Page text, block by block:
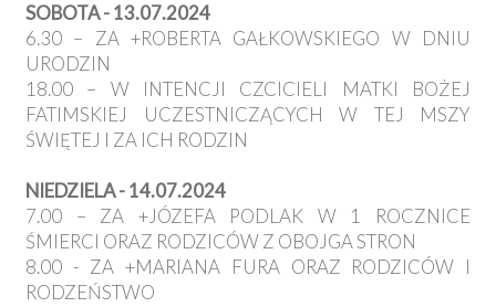
SOBOTA - 13.07.2024
6.30 – ZA +ROBERTA GAŁKOWSKIEGO W DNIU
URODZIN
18.00 – W INTENCJI CZCICIELI MATKI BOŻEJ
FATIMSKIEJ UCZESTNICZĄCYCH W TEJ MSZY
ŚWIĘTEJ I ZA ICH RODZIN
NIEDZIELA - 14.07.2024
7.00 – ZA +JÓZEFA PODLAK W 1 ROCZNICE
ŚMIERCI ORAZ RODZICÓW Z OBOJGA STRON
8.00 - ZA +MARIANA FURA ORAZ RODZICÓW I
RODZEŃSTWO